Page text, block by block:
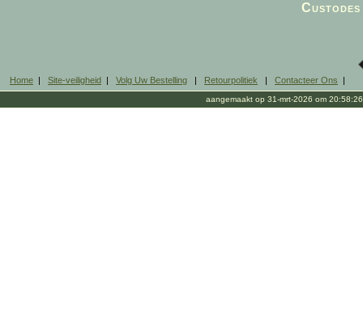
Home | Site-veiligheid | Volg Uw Bestelling | Retourpolitiek | Contacteer Ons |
aangemaakt op 31-mrt-2026 om